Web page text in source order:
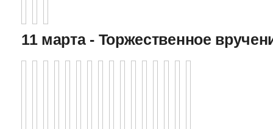
11 марта - Торжественное